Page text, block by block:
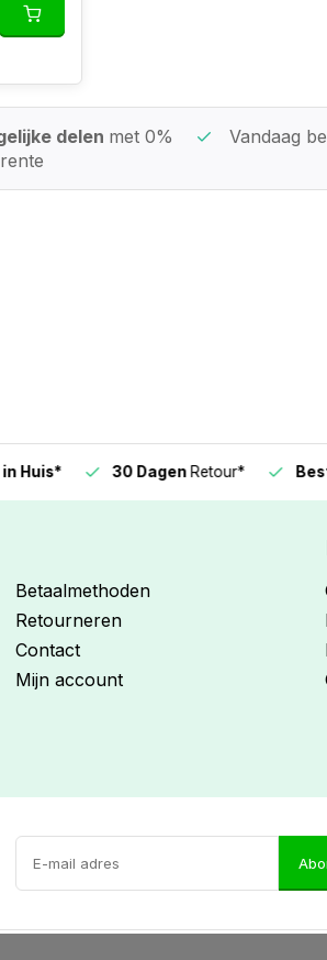
delen met 0%
rente
Vandaag
30 DagenRetour* Beste
Betaalmethoden
Retourneren
Contact
Mijn account